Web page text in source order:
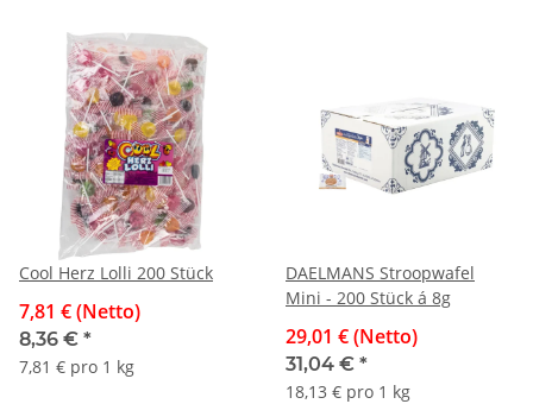
Cool Herz Lolli 200 Stück
7,81 € (Netto)
8,36 € *
7,81 € pro 1 kg
DAELMANS Stroopwafel
Mini - 200 Stück á 8g
29,01 € (Netto)
31,04 € *
18,13 € pro 1 kg